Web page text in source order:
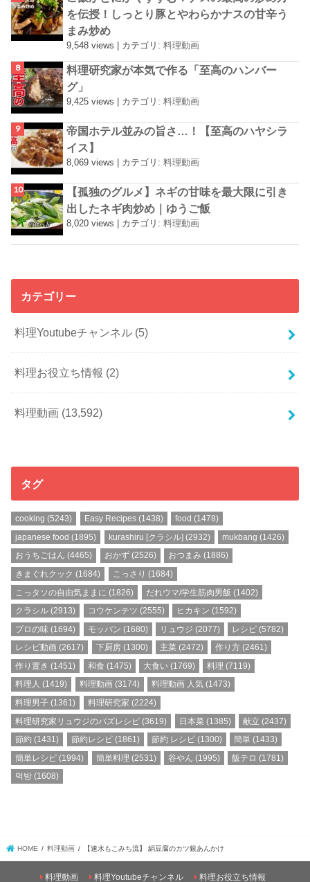
を伝授！しっとり豚とやわらかナスの甘辛う
まみ炒め
9,548 views カテゴリ:料理動画
料理研究家が本気で作る「至高のハンバー
グ」
9,425 views | カテゴリ:料理動画
帝国ホテル並みの旨さ…！【至高のハヤシラ
イス】
8,069 views カテゴリ:料理動画
【孤独のグルメ】ネギの甘味を最大限に引き
出したネギ肉炒め｜ゆうご飯
8,020 views カテゴリ:料理動画
カテゴリー
料理Youtubeチャンネル (5)
料理お役立ち情報 (2)
料理動画 (13,592)
タグ
cooking (5243) Easy Recipes(1438) food (1478)
japanese food (1895) kurashiru [クラシル](2932) mukbang (1426)
おうちごはん (4465) おかず(2526) おつまみ (1886)
きまぐれクック (1684) こっさり (1684)
こっタソの自由気ままに (1826) だれウマ/学生筋肉男飯 (1402)
クラシル (2913) コウケンテツ (2555) ヒカキン (1592)
プロの味 (1694) モッパン (1680) リュウジ (2077) レシピ (5782)
レシピ動画 (2617) 下厨房(1300) 主菜(2472) 作り方 (2461)
作り置き (1451) 和食 (1475) 大食い(1769) 料理 (7119)
料理人 (1419) 料理動画(3174) 料理動画 人気(1473)
料理男子 (1361) 料理研究家 (2224)
料理研究家リュウジのバズレシピ (3619) 日本菜(1385) 献立 (2437)
節約 (1431) 節約レシピ(1861) 節約 レシピ(1300) 簡単 (1433)
簡単レシピ (1994) 簡単料理 (2531) 谷やん (1995) 飯テロ (1781)
먹방 (1608)
HOME 料理動画 【速水もこみち流】 絹豆腐のカツ銀あんかけ
料理動画 料理Youtubeチャンネル 料理お役立ち情報